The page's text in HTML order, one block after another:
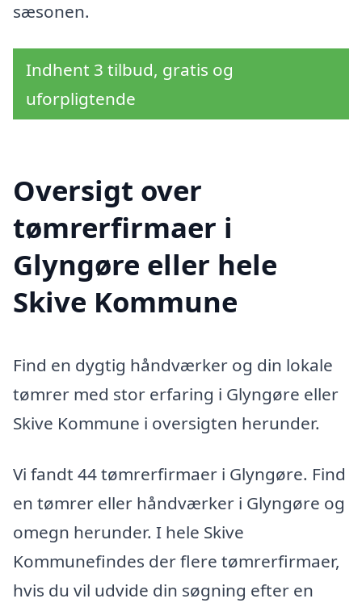
sæsonen.
Indhent 3 tilbud, gratis og
uforpligtende
Oversigt over
tømrerfirmaer i
Glyngøre eller hele
Skive Kommune
Find en dygtig håndværker og din lokale
tømrer med stor erfaring i Glyngøre eller
Skive Kommune i oversigten herunder.
Vi fandt 44 tømrerfirmaer i Glyngøre. Find
en tømrer eller håndværker i Glyngøre og
omegn herunder. I hele Skive
Kommunefindes der flere tømrerfirmaer,
hvis du vil udvide din søgning efter en